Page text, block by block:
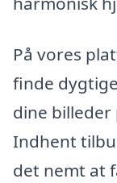
På vores
finde
dine
Indhent
det nemt at